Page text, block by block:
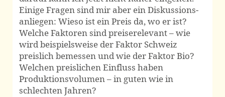
Einige Fragen sind mir aber ein Diskussions­
anliegen: Wieso ist ein Preis da, wo er ist?
Welche Faktoren sind preis­erelevant – wie
wird beispiels­weise der Faktor Schweiz
preislich bemessen und wie der Faktor Bio?
Welchen preislichen Einfluss haben
Produktions­volumen – in guten wie in
schlechten Jahren?